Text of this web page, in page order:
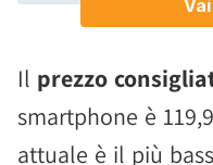
Il prezzo
smartphone è
attuale è il più